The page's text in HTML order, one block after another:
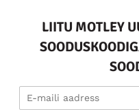
LIITU MOTLEY